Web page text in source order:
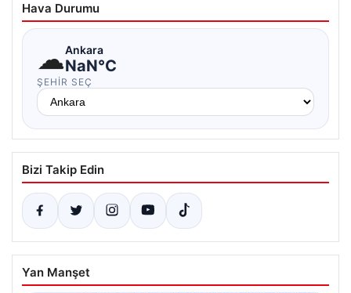
Hava Durumu
☁Ankara
NaN°C
ŞEHIR SEÇ
Bizi Takip Edin
Yan Manşet